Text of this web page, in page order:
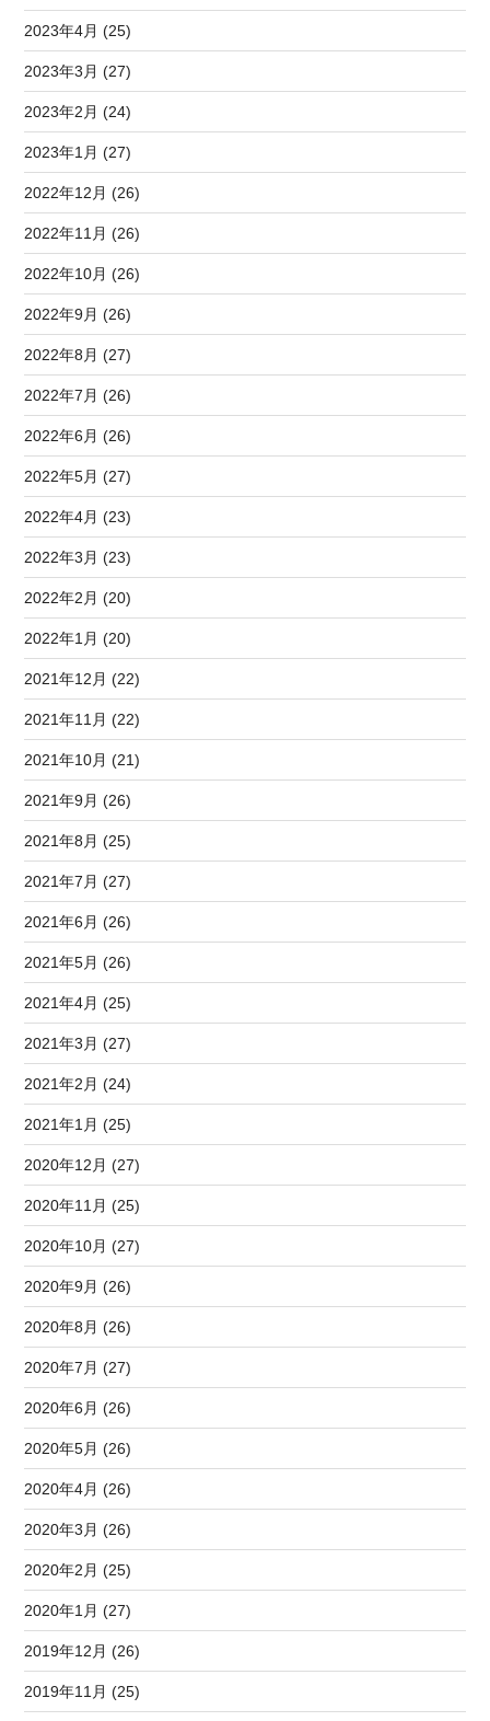
2023年4月 (25)
2023年3月 (27)
2023年2月 (24)
2023年1月 (27)
2022年12月 (26)
2022年11月 (26)
2022年10月 (26)
2022年9月 (26)
2022年8月 (27)
2022年7月 (26)
2022年6月 (26)
2022年5月 (27)
2022年4月 (23)
2022年3月 (23)
2022年2月 (20)
2022年1月 (20)
2021年12月 (22)
2021年11月 (22)
2021年10月 (21)
2021年9月 (26)
2021年8月 (25)
2021年7月 (27)
2021年6月 (26)
2021年5月 (26)
2021年4月 (25)
2021年3月 (27)
2021年2月 (24)
2021年1月 (25)
2020年12月 (27)
2020年11月 (25)
2020年10月 (27)
2020年9月 (26)
2020年8月 (26)
2020年7月 (27)
2020年6月 (26)
2020年5月 (26)
2020年4月 (26)
2020年3月 (26)
2020年2月 (25)
2020年1月 (27)
2019年12月 (26)
2019年11月 (25)